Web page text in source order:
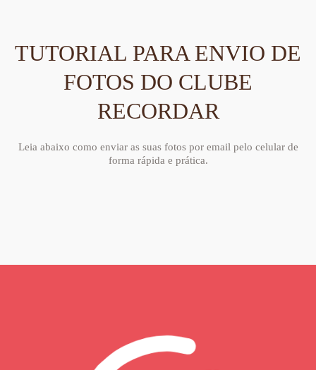
TUTORIAL PARA ENVIO DE
FOTOS DO CLUBE
RECORDAR
Leia abaixo como enviar as suas fotos por email pelo celular de
forma rápida e prática.